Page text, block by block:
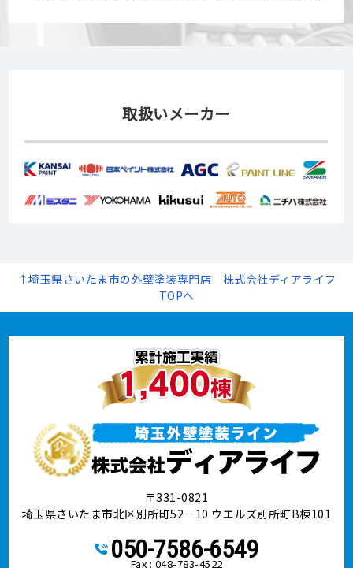
取扱いメーカー
↑埼玉県さいたま市の外壁塗装専門店 株式会社ディアライフ
TOPへ
〒331-0821
埼玉県さいたま市北区別所町52－10 ウエルズ別所町B棟101
050-7586-6549
Fax : 048-783-4522